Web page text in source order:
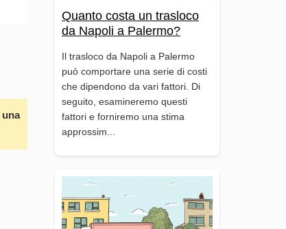
Quanto costa un trasloco
da Napoli a Palermo?
Il trasloco da Napoli a Palermo
può comportare una serie di costi
che dipendono da vari fattori. Di
seguito, esamineremo questi
fattori e forniremo una stima
approssim...
una